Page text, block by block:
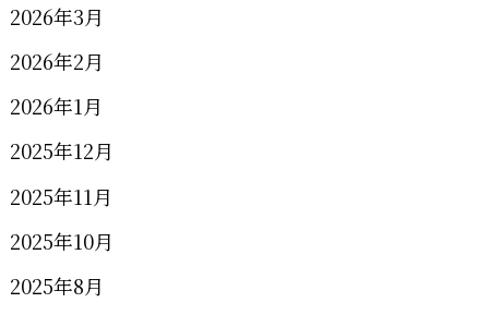
2026年3月
2026年2月
2026年1月
2025年12月
2025年11月
2025年10月
2025年8月